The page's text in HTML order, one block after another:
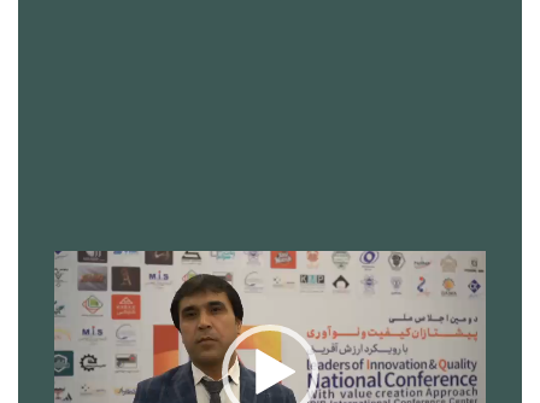
نمایشگر
ویدیو